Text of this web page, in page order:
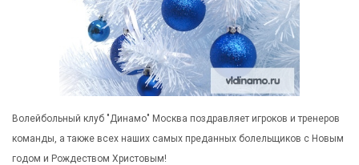
Волейбольный клуб "Динамо" Москва поздравляет игроков и тренеров
команды, а также всех наших самых преданных болельщиков с Новым
годом и Рождеством Христовым!